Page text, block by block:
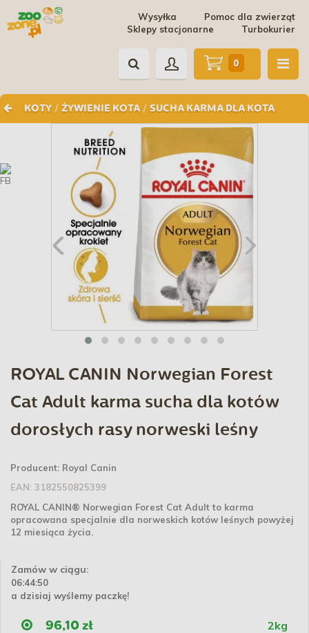
Pomoc dla zwierząt
Wysyłka
Turbokurier
Sklepy stacjonarne
KOTY / ŻYWIENIE KOTA / SUCHA KARMA DLA KOTA
0
ROYAL CANIN Norwegian Forest
Cat Adult karma sucha dla kotów
dorosłych rasy norweski leśny
Producent: Royal Canin
EAN: 3182550825399
ROYAL CANIN® Norwegian Forest Cat Adult to karma
opracowana specjalnie dla norweskich kotów leśnych powyżej
12 miesiąca życia.
Zamów w ciągu:
06:44:49
a dzisiaj wyślemy paczkę!
96,10 zł 2kg